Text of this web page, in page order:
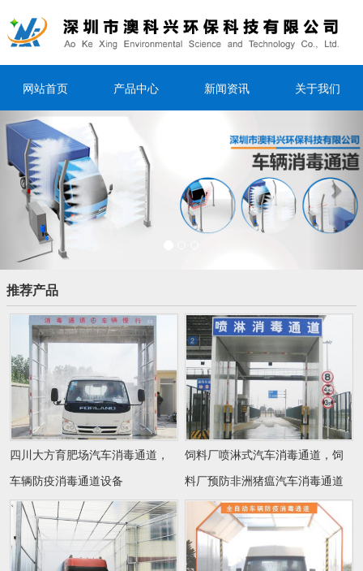
网站首页 产品中心 新闻资讯 关于我们
Previous
推荐产品
四川大方育肥场汽车消毒通道，
车辆防疫消毒通道设备
饲料厂喷淋式汽车消毒通道，饲
料厂预防非洲猪瘟汽车消毒通道